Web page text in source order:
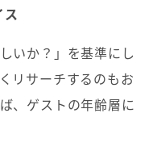
ス
いか？」を基準にし
リサーチするのもお
、ゲストの年齢層に